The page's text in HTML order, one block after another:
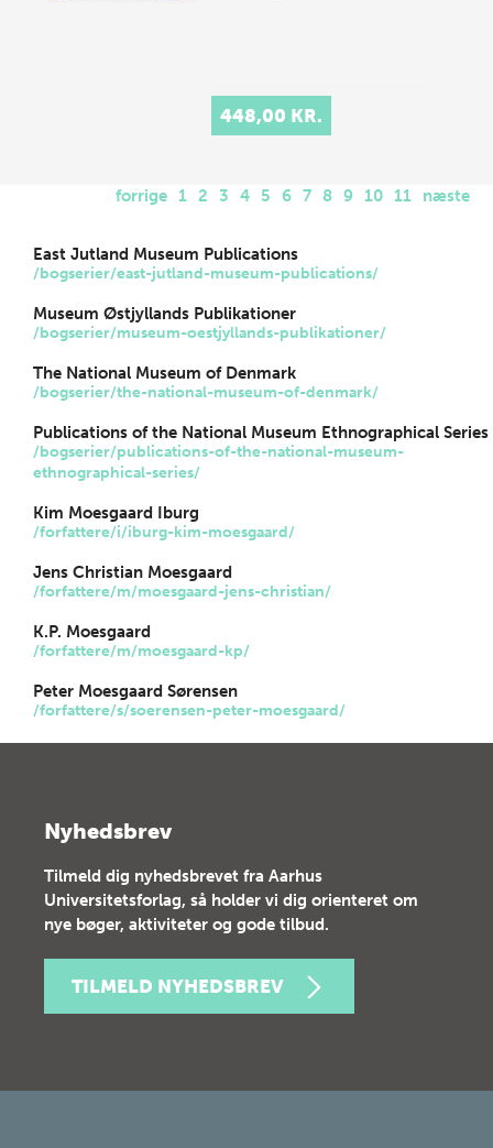
448,00 KR.
forrige 1 2 3 4 5 6 7 8 9 10 11 næste
East Jutland Museum Publications
/bogserier/east-jutland-museum-publications/
Museum Østjyllands Publikationer
/bogserier/museum-oestjyllands-publikationer/
The National Museum of Denmark
/bogserier/the-national-museum-of-denmark/
Publications of the National Museum Ethnographical Series
/bogserier/publications-of-the-national-museum-
ethnographical-series/
Kim Moesgaard Iburg
/forfattere/i/iburg-kim-moesgaard/
Jens Christian Moesgaard
/forfattere/m/moesgaard-jens-christian/
K.P. Moesgaard
/forfattere/m/moesgaard-kp/
Peter Moesgaard Sørensen
/forfattere/s/soerensen-peter-moesgaard/
Nyhedsbrev
Tilmeld dig nyhedsbrevet fra Aarhus
Universitetsforlag, så holder vi dig orienteret om
nye bøger, aktiviteter og gode tilbud.
TILMELD NYHEDSBREV